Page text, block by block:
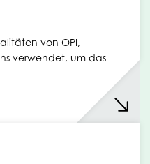
von OPI,
verwendet, um das